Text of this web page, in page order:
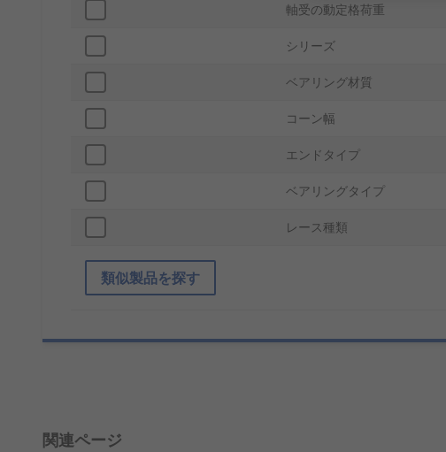
軸受の動定格荷重
シリーズ
ベアリング材質
コーン幅
エンドタイプ
ベアリングタイプ
レース種類
類似製品を探す
関連ページ